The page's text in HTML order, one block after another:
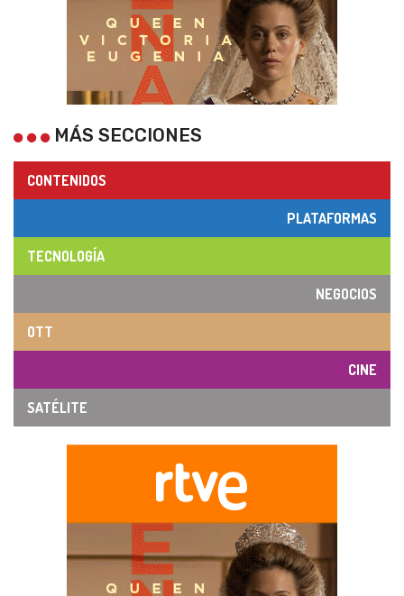
MÁS SECCIONES
CONTENIDOS
PLATAFORMAS
TECNOLOGÍA
NEGOCIOS
OTT
CINE
SATÉLITE